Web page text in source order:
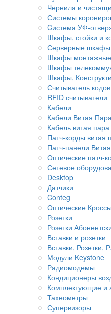
Чернила и
Системы
Cистема УФ-
Шкафы, стойки и
Серверные шкафы
Шкафы монтажные
Шкафы
Шкафы,
Считыватель кодов
RFID считыватели
Кабели
Кабели Витая Пара
Кабель витая пара
Патч-корды витая
Патч-панели
Оптические патч-
Сетевое
Desktop
Датчики
Conteg
Оптические Кроссы
Розетки
Розетки
Вставки и розетки
Вставки, Розетки,
Модули Keystone
Радиомодемы
Кондиционеры
Комплектующие и
Тахеометры
Супервизоры